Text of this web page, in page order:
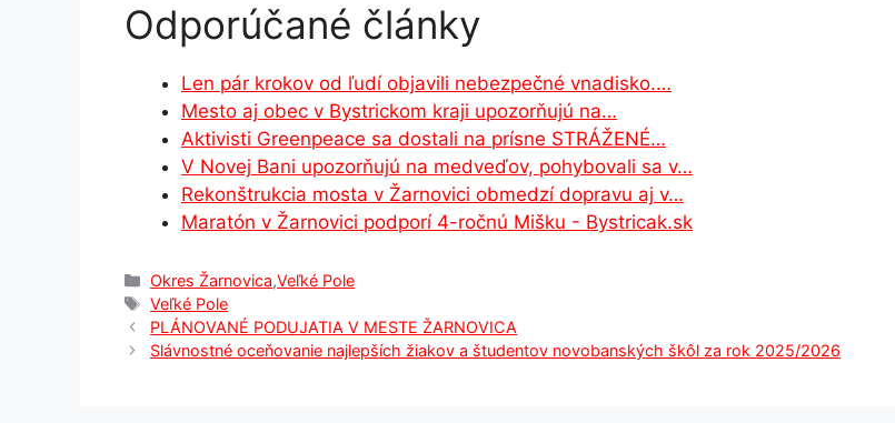
c
e
b
o
o
k
s
e
n
g
er
at
s
A
p
p
k
dI
n
e
gr
a
m
ar
e
Odporúčané články
Len pár krokov od ľudí objavili nebezpečné vnadisko.…
Mesto aj obec v Bystrickom kraji upozorňujú na…
Aktivisti Greenpeace sa dostali na prísne STRÁŽENÉ…
V Novej Bani upozorňujú na medveďov, pohybovali sa v…
Rekonštrukcia mosta v Žarnovici obmedzí dopravu aj v…
Maratón v Žarnovici podporí 4-ročnú Mišku - Bystricak.sk
Kategórie
Okres Žarnovica,Veľké Pole
Značky
Veľké Pole
PLÁNOVANÉ PODUJATIA V MESTE ŽARNOVICA
Slávnostné oceňovanie najlepších žiakov a študentov novobanských škôl za rok 2025/2026